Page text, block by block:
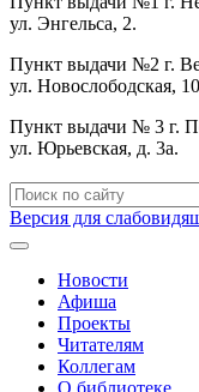
ул. Энгельса, 2.
Пункт выдачи №2 г.
ул. Новослободская,
Пункт выдачи № 3 г.
ул. Юрьевская, д. 3а.
Версия для
Новости
Афиша
Проекты
Читателям
Коллегам
О библиотеке